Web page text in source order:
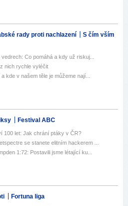
rady proti nachlazení
S čím vším
Co pomáhá a kdy už riskuj...
nich rychle vyléčit
kde v našem těle je můžeme nají...
Festival ABC
100 let: Jak chrání ptáky v ČR?
se stanete elitním hackerem ...
1:72: Postavili jsme létající ku...
Fortuna liga